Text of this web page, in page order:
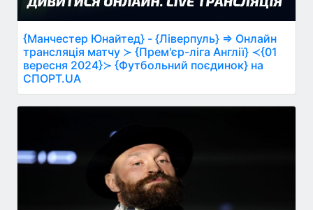
{Манчестер Юнайтед} - {Ліверпуль} ⇒ Онлайн
трансляція матчу ≻ {Прем'єр-ліга Англії} ≺{01
вересня 2024}≻ {Футбольний поєдинок} на
СПОРТ.UA